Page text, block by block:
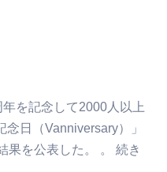
を記念して2000人以上
日（Vanniversary）」
果を公表した。 。 続き